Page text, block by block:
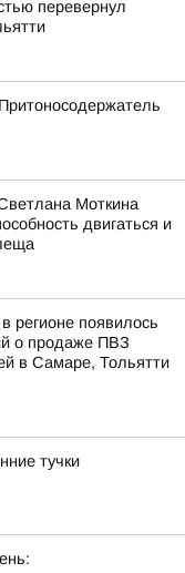
перевернул
Моткина
двигаться и
регионе появилось
о продаже ПВЗ
в Самаре, Тольятти
тучки